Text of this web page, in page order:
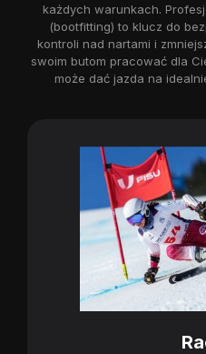
każdych warunkach.
(bootfitting) to klucz do
kontroli nad nartami i
swoim butom pracować dla
może dać jazda na